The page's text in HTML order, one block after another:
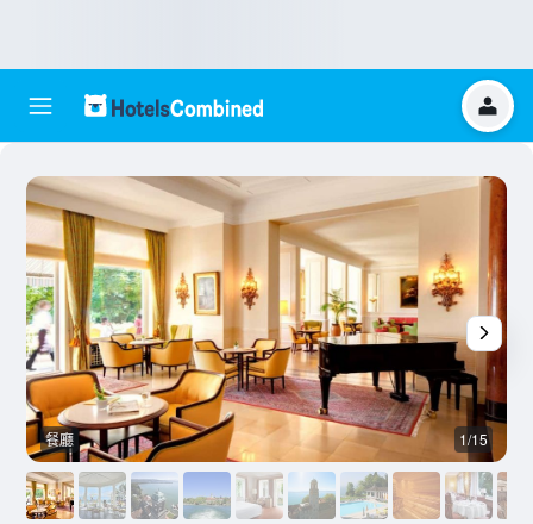
餐廳 1/15